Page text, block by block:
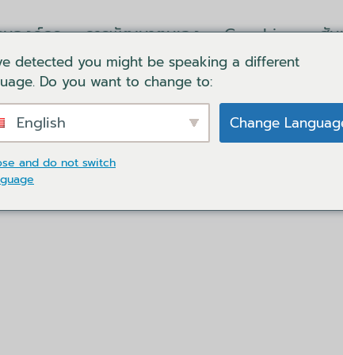
มองค์กร การพัฒนาตนเอง Coaching สั
ล็อคอิน ตะกร้าของฉัน ติดต่อเรา ภาษา
การสื่อสาร DISC ที่ Mind
detected you might be speaking a different
Do you want to change to:
English Change
and do not switch